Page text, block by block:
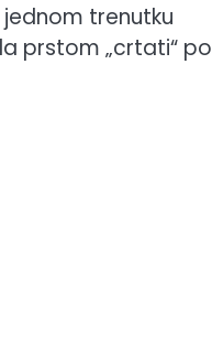
trenutku
prstom „crtati“ po